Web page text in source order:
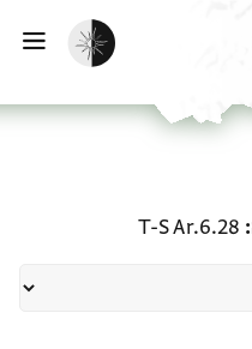
הפעלת מצב כהה
T-S Ar.6.28